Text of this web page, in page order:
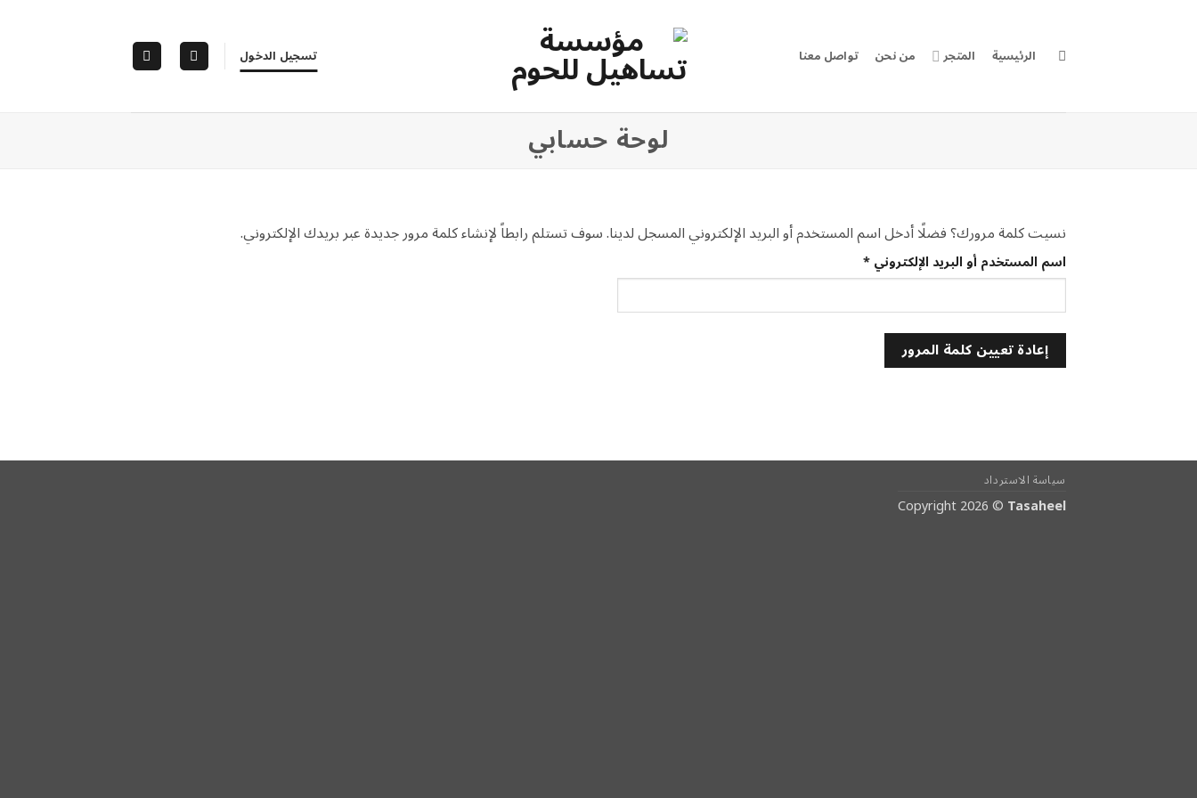
الرئيسية المتجر من نحن تواصل معنا تسجيل الدخول
لوحة حسابي
نسيت كلمة مرورك؟ فضلًا أدخل اسم المستخدم أو البريد الإلكتروني المسجل لدينا. سوف تستلم رابطاً لإنشاء كلمة مرور جديدة عبر بريدك الإلكتروني.
اسم المستخدم أو البريد الإلكتروني*مطلوبة
إعادة تعيين كلمة المرور
سياسة الاسترداد
Copyright 2026 ©Tasaheel